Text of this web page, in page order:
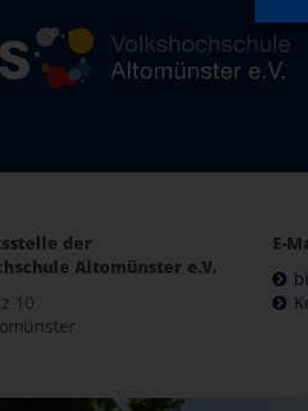
der
Altomünster e.V.
10
E-